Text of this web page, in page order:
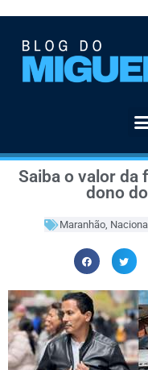
Saiba o valor da
dono
Maranhão, Nacional